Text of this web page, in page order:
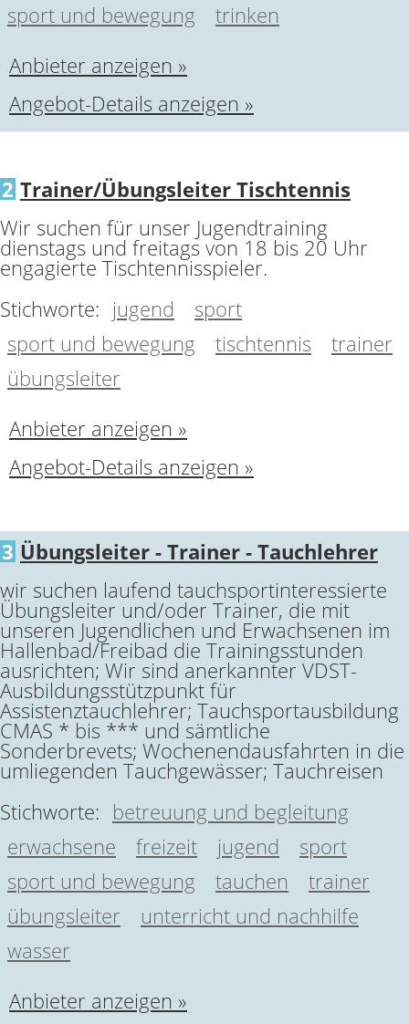
sport und bewegung
trinken
Anbieter anzeigen »
Angebot-Details anzeigen »
2 Trainer/Übungsleiter Tischtennis
Wir suchen für unser Jugendtraining
dienstags und freitags von 18 bis 20 Uhr
engagierte Tischtennisspieler.
Stichworte: jugend
sport
sport und bewegung
tischtennis
trainer
übungsleiter
Anbieter anzeigen »
Angebot-Details anzeigen »
3 Übungsleiter - Trainer - Tauchlehrer
wir suchen laufend tauchsportinteressierte
Übungsleiter und/oder Trainer, die mit
unseren Jugendlichen und Erwachsenen im
Hallenbad/Freibad die Trainingsstunden
ausrichten; Wir sind anerkannter VDST-
Ausbildungsstützpunkt für
Assistenztauchlehrer; Tauchsportausbildung
CMAS * bis *** und sämtliche
Sonderbrevets; Wochenendausfahrten in die
umliegenden Tauchgewässer; Tauchreisen
Stichworte: betreuung und begleitung
erwachsene
freizeit jugend
sport
sport und bewegung
tauchen
trainer
übungsleiter
unterricht und nachhilfe
wasser
Anbieter anzeigen »